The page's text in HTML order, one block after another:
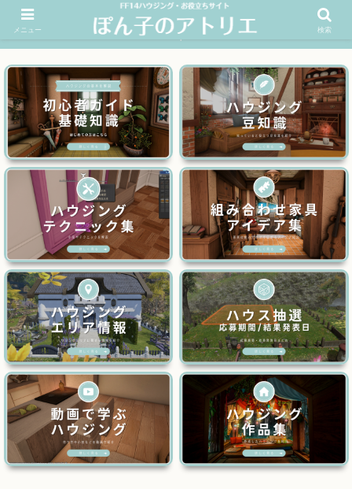
FF14ハウジングお役立ちサイト│ぽん子のアトリエを応援 >>
メニュー 検索